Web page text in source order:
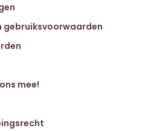
gebruiksvoorwaarden
mee!